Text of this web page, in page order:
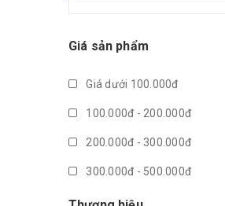
Giá sản phẩm
Giá dưới 100.000đ
100.000đ - 200.000đ
200.000đ - 300.000đ
300.000đ - 500.000đ
500.000đ - 1.000.000đ